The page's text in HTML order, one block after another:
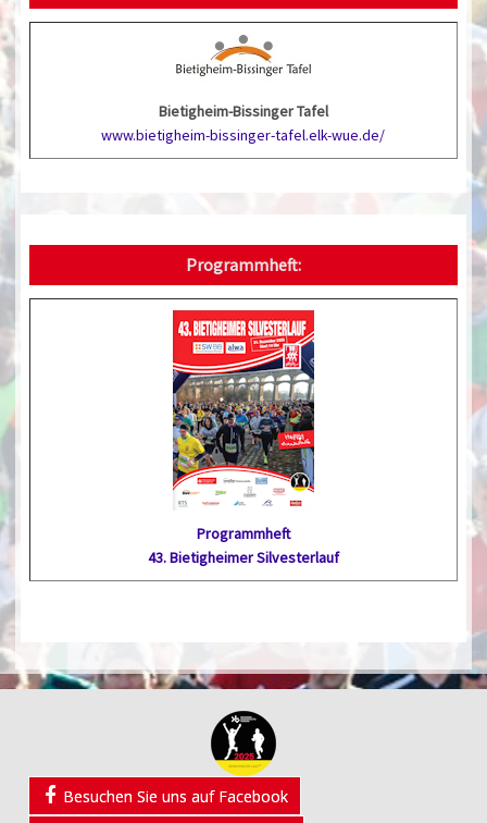
Bietigheim-Bissinger Tafel
www.bietigheim-bissinger-tafel.elk-wue.de/
Programmheft:
Programmheft
43. Bietig­heimer Silvester­lauf
Besuchen Sie uns auf Facebook